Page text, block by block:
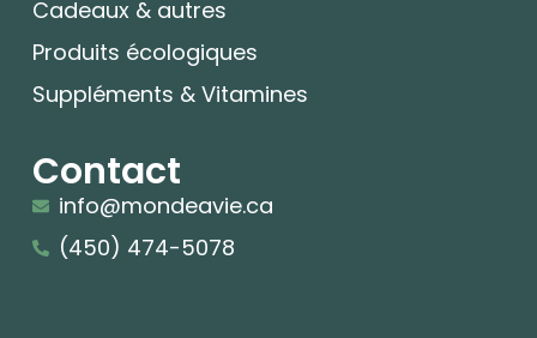
Cadeaux & autres
Produits écologiques
Suppléments & Vitamines
Contact
info@mondeavie.ca
(450) 474-5078